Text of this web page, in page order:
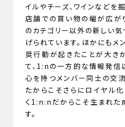
イルやチーズ、ワインなどを
店舗での買い物の幅が広が
のカテゴリー以外の新しい
げられています。ほかにも
奨行動が起きたことが大き
て、1:nの一方的な情報発信
心を持つメンバー同士の交
たからこそさらにロイヤル
く1:n:nだからこそ生まれた
す。